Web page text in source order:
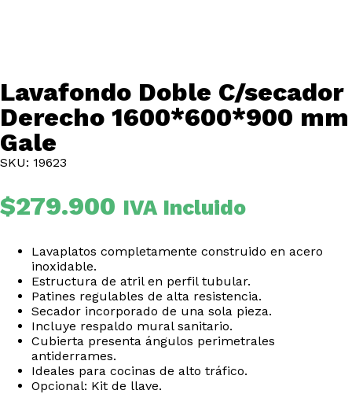
Lavafondo Doble C/secador
Derecho 1600*600*900 mm
Gale
SKU: 19623
$279.900 IVA Incluido
Lavaplatos completamente construido en acero
inoxidable.
Estructura de atril en perfil tubular.
Patines regulables de alta resistencia.
Secador incorporado de una sola pieza.
Incluye respaldo mural sanitario.
Cubierta presenta ángulos perimetrales
antiderrames.
Ideales para cocinas de alto tráfico.
Opcional: Kit de llave.